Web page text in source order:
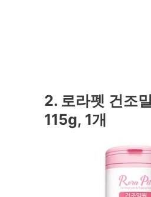
2. 로라펫 건조
115g, 1개